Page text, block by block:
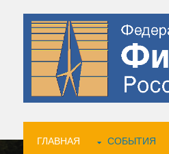
ГЛАВНАЯ СОБЫТИЯ